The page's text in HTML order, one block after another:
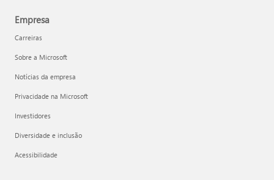
Empresa
Carreiras
Sobre a Microsoft
Notícias da empresa
Privacidade na Microsoft
Investidores
Diversidade e inclusão
Acessibilidade